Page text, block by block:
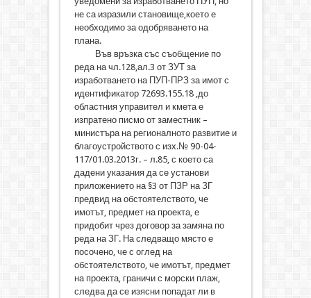
не са изразили становище,което е
необходимо за одобряването на
плана.
Във връзка със съобщение по
реда на чл.128,ал.3 от ЗУТ за
изработването на ПУП-ПРЗ за имот с
идентификатор 72693.155.18 ,до
областния управител и кмета е
изпратено писмо от заместник –
министъра на регионалното развитие и
благоустройството с изх.№ 90-04-
117/01.03.2013г. – л.85, с което са
дадени указания да се установи
приложението на §3 от ПЗР на ЗГ
предвид на обстоятелството, че
имотът, предмет на проекта, е
придобит чрез договор за замяна по
реда на ЗГ. На следващо място е
посочено, че с оглед на
обстоятелството, че имотът, предмет
на проекта, граничи с морски плаж,
следва да се изясни попадат ли в